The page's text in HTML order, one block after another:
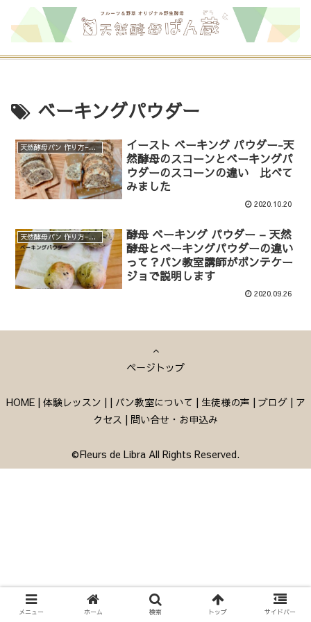
ベーキングパウダー
天然酵母パン 作り方−ポイント、実験、裏話など
イースト ベーキング パウダー-天
然酵母のスコーンとベーキングパ
ウダーのスコーンの違い 比べて
みました
2020.10.20
天然酵母パン 作り方−ポイント、実験、裏話など
酵母 ベーキング パウダー – 天然
酵母とベーキングパウダーの違い
って？パン教室講師がポンテケー
ジョで説明します
2020.09.26
ページトップ
HOME| 体験レッスン | | パン教室について | 生徒様の声 | ブログ| ア
クセス | 問い合せ・お申込み
©Fleurs de Libra All Rights Reserved.
メニュー ホーム 検索 トップ サイドバー